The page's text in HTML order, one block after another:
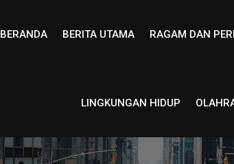
BERANDA BERITA UTAMA RAGAM DAN
LINGKUNGAN HIDUP